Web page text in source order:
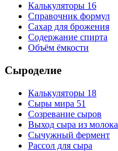
Калькуляторы 16
Справочник формул
Сахар для брожения
Содержание спирта
Объём ёмкости
Сыроделие
Калькуляторы 18
Сыры мира 51
Созревание сыров
Выход сыра из молока
Сычужный фермент
Рассол для сыра